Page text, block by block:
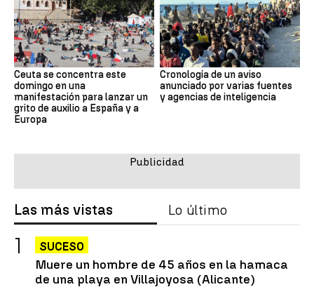
Ceuta se concentra este
domingo en una
manifestación para lanzar un
grito de auxilio a España y a
Europa
Cronología de un aviso
anunciado por varias fuentes
y agencias de inteligencia
Las más vistas Lo último
SUCESO
Muere un hombre de 45 años en la hamaca
de una playa en Villajoyosa (Alicante)